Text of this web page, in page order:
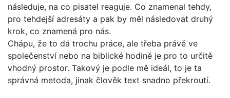
následuje, na co pisatel reaguje. Co znamenal tehdy,
pro tehdejší adresáty a pak by měl násle­dovat druhý
krok, co znamená pro nás.
Chápu, že to dá trochu práce, ale třeba právě ve
společenství nebo na biblické hodině je pro to určitě
vhodný prostor. Takový je podle mě ideál, to je ta
správná metoda, jinak člověk text snadno překroutí.